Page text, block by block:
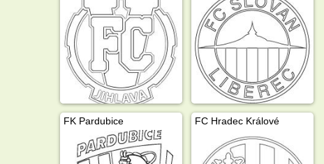
FK Pardubice FC Hradec Králové